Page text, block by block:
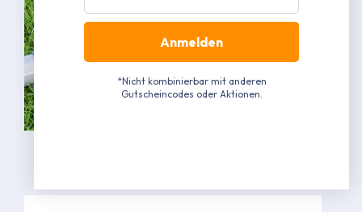
Anmelden
*Nicht kombinierbar mit anderen
Gutscheincodes oder Aktionen.